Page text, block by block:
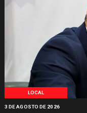
LOCAL
3 DE AGOSTO DE 2026